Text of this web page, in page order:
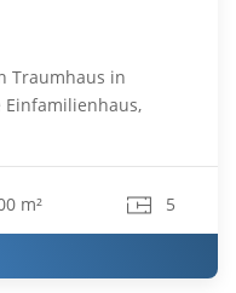
Traumhaus in
Einfamilienhaus,
m² 5